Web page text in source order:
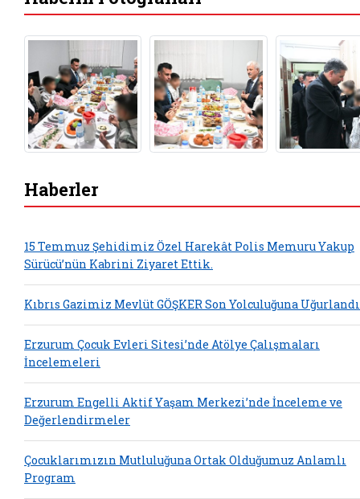
Haberler
15 Temmuz Şehidimiz Özel Harekât Polis Memuru Yakup
Sürücü’nün Kabrini Ziyaret Ettik.
Kıbrıs Gazimiz Mevlüt GÖŞKER Son Yolculuğuna Uğurlandı
Erzurum Çocuk Evleri Sitesi’nde Atölye Çalışmaları
İncelemeleri
Erzurum Engelli Aktif Yaşam Merkezi’nde İnceleme ve
Değerlendirmeler
Çocuklarımızın Mutluluğuna Ortak Olduğumuz Anlamlı
Program